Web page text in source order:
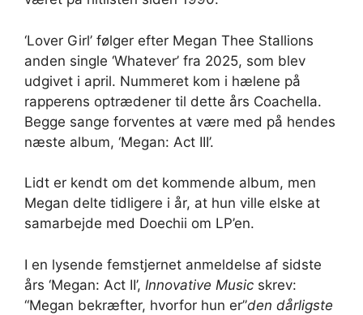
‘Lover Girl’ følger efter Megan Thee Stallions
anden single ‘Whatever’ fra 2025, som blev
udgivet i april. Nummeret kom i hælene på
rapperens optrædener til dette års Coachella.
Begge sange forventes at være med på hendes
næste album, ‘Megan: Act III’.
Lidt er kendt om det kommende album, men
Megan delte tidligere i år, at hun ville elske at
samarbejde med Doechii om LP’en.
I en lysende femstjernet anmeldelse af sidste
års ‘Megan: Act II’, Innovative Music skrev:
“Megan bekræfter, hvorfor hun er”den dårligste